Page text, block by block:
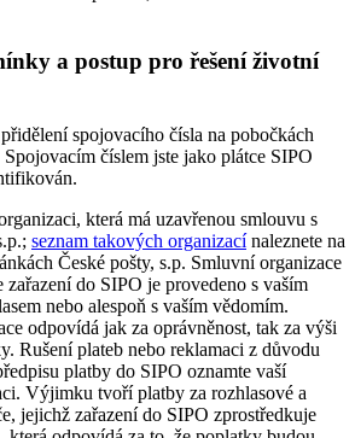
a postup pro řešení životní
spojovacího čísla na pobočkách
Spojovacím číslem jste jako plátce SIPO
která má uzavřenou smlouvu s
seznam takových organizacínaleznete na
České pošty, s.p. Smluvní organizace
zařazení do SIPO je provedeno s vaším
nebo alespoň s vaším vědomím.
odpovídá jak za oprávněnost, tak za výši
Rušení plateb nebo reklamaci z důvodu
platby do SIPO oznamte vaší
Výjimku tvoří platby za rozhlasové a
jejichž zařazení do SIPO zprostředkuje